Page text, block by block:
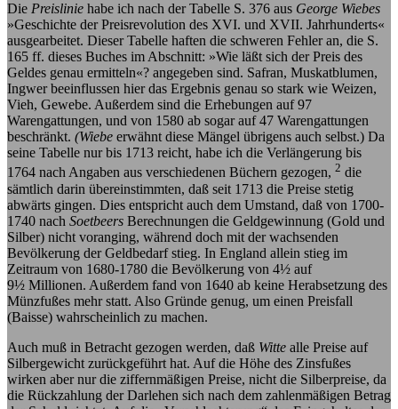
Die Preislinie habe ich nach der Tabelle S. 376 aus George Wiebes
»Geschichte der Preisrevolution des XVI. und XVII. Jahrhunderts«
ausgearbeitet. Dieser Tabelle haften die schweren Fehler an, die S.
165 ff. dieses Buches im Abschnitt: »Wie läßt sich der Preis des
Geldes genau ermitteln«? angegeben sind. Safran, Muskatblumen,
Ingwer beeinflussen hier das Ergebnis genau so stark wie Weizen,
Vieh, Gewebe. Außerdem sind die Erhebungen auf 97
Warengattungen, und von 1580 ab sogar auf 47 Warengattungen
beschränkt. (Wiebe erwähnt diese Mängel übrigens auch selbst.) Da
seine Tabelle nur bis 1713 reicht, habe ich die Verlängerung bis
1764 nach Angaben aus verschiedenen Büchern gezogen, 2 die
sämtlich darin übereinstimmten, daß seit 1713 die Preise stetig
abwärts gingen. Dies entspricht auch dem Umstand, daß von 1700-
1740 nach Soetbeers Berechnungen die Geldgewinnung (Gold und
Silber) nicht voranging, während doch mit der wachsenden
Bevölkerung der Geldbedarf stieg. In England allein stieg im
Zeitraum von 1680-1780 die Bevölkerung von 4½ auf
9½ Millionen. Außerdem fand von 1640 ab keine Herabsetzung des
Münzfußes mehr statt. Also Gründe genug, um einen Preisfall
(Baisse) wahrscheinlich zu machen.
Auch muß in Betracht gezogen werden, daß Witte alle Preise auf
Silbergewicht zurückgeführt hat. Auf die Höhe des Zinsfußes
wirken aber nur die ziffernmäßigen Preise, nicht die Silberpreise, da
die Rückzahlung der Darlehen sich nach dem zahlenmäßigen Betrag